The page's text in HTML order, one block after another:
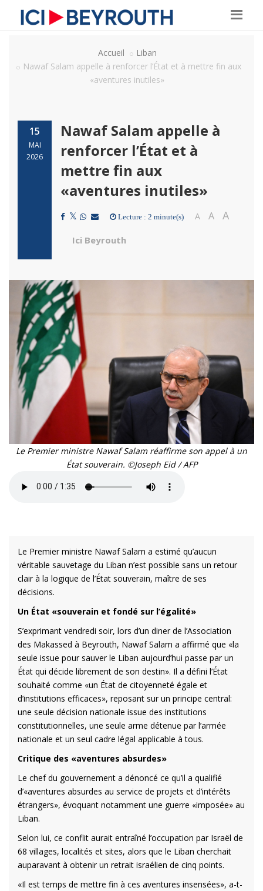
Accueil
Liban
Nawaf Salam appelle à renforcer l’État et à mettre fin aux
«aventures inutiles»
15
MAI
2026
Nawaf Salam appelle à
renforcer l’État et à
mettre fin aux
«aventures inutiles»
Lecture : 2 minute(s) A A A
Ici Beyrouth
Le Premier ministre Nawaf Salam réaffirme son appel à un
État souverain. ©Joseph Eid / AFP
Le Premier ministre Nawaf Salam a estimé qu’aucun
véritable sauvetage du Liban n’est possible sans un retour
clair à la logique de l’État souverain, maître de ses
décisions.
Un État «souverain et fondé sur l’égalité»
S’exprimant vendredi soir, lors d’un diner de l’Association
des Makassed à Beyrouth, Nawaf Salam a affirmé que «la
seule issue pour sauver le Liban aujourd’hui passe par un
État qui décide librement de son destin». Il a défini l’État
souhaité comme «un État de citoyenneté égale et
d’institutions efficaces», reposant sur un principe central:
une seule décision nationale issue des institutions
constitutionnelles, une seule arme détenue par l’armée
nationale et un seul cadre légal applicable à tous.
Critique des «aventures absurdes»
Le chef du gouvernement a dénoncé ce qu’il a qualifié
d’«aventures absurdes au service de projets et d’intérêts
étrangers», évoquant notamment une guerre «imposée» au
Liban.
Selon lui, ce conflit aurait entraîné l’occupation par Israël de
68 villages, localités et sites, alors que le Liban cherchait
auparavant à obtenir un retrait israélien de cinq points.
«Il est temps de mettre fin à ces aventures insensées», a-t-